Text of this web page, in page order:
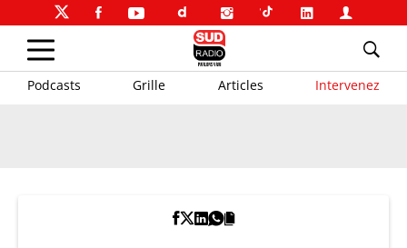
Podcasts Grille Articles Intervenez